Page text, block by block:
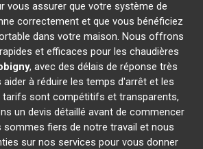
vous assurer que votre système de
correctement et que vous bénéficiez
dans votre maison. Nous offrons
et efficaces pour les chaudières
, avec des délais de réponse très
à réduire les temps d'arrêt et les
tarifs sont compétitifs et transparents,
un devis détaillé avant de commencer
sommes fiers de notre travail et nous
sur nos services pour vous donner